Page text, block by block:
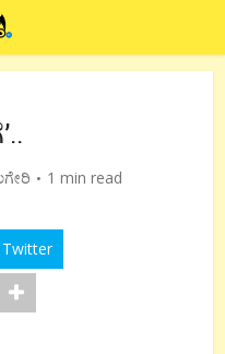
1 min read
Twitter